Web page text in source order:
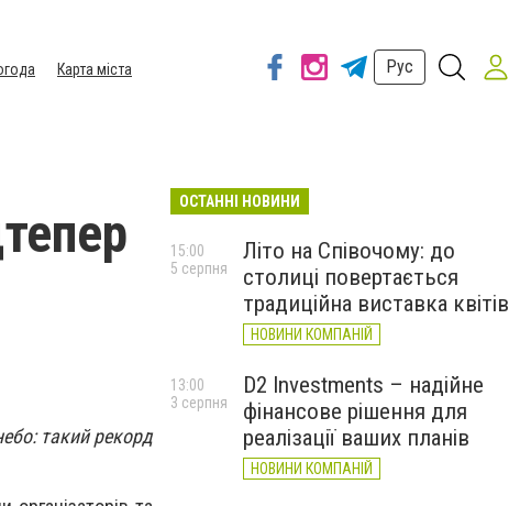
Карта міста
Рус
такий рекорд
ОСТАННІ НОВИНИ
Літо на Співочому: до
столиці повертається
традиційна виставка квітів
НОВИНИ КОМПАНІЙ
15:00
5 серпня
D2 Investments – надійне
фінансове рішення для
реалізації ваших планів
НОВИНИ КОМПАНІЙ
13:00
3 серпня